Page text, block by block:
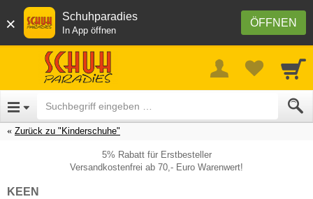
× ÖFFNEN
Schuhparadies
In App öffnen
Zurück zu "Kinderschuhe"
5% Rabatt für Erstbesteller
Versandkostenfrei ab 70,- Euro Warenwert!
KEEN